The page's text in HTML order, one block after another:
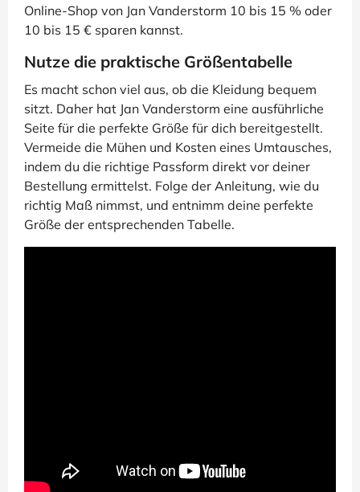
Online-Shop von Jan Vanderstorm 10 bis 15 % oder
10 bis 15 € sparen kannst.
Nutze die praktische Größentabelle
Es macht schon viel aus, ob die Kleidung bequem
sitzt. Daher hat Jan Vanderstorm eine ausführliche
Seite für die perfekte Größe für dich bereitgestellt.
Vermeide die Mühen und Kosten eines Umtausches,
indem du die richtige Passform direkt vor deiner
Bestellung ermittelst. Folge der Anleitung, wie du
richtig Maß nimmst, und entnimm deine perfekte
Größe der entsprechenden Tabelle.